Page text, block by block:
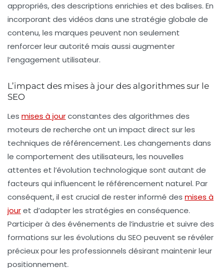
appropriés, des descriptions enrichies et des balises. En
incorporant des vidéos dans une stratégie globale de
contenu, les marques peuvent non seulement
renforcer leur autorité mais aussi augmenter
l’engagement utilisateur.
L’impact des mises à jour des algorithmes sur le
SEO
Les mises à jourconstantes des algorithmes des
moteurs de recherche ont un impact direct sur les
techniques de référencement. Les changements dans
le comportement des utilisateurs, les nouvelles
attentes et l’évolution technologique sont autant de
facteurs qui influencent le référencement naturel. Par
conséquent, il est crucial de rester informé des mises à
jouret d’adapter les stratégies en conséquence.
Participer à des événements de l’industrie et suivre des
formations sur les évolutions du SEO peuvent se révéler
précieux pour les professionnels désirant maintenir leur
positionnement.